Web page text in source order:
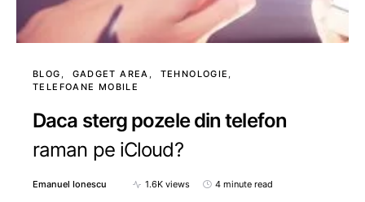
BLOG GADGET AREA
TEHNOLOGIE
TELEFOANE MOBILE
Daca sterg pozele din telefon
raman pe iCloud?
Emanuel Ionescu 1.6K views 4 minute read